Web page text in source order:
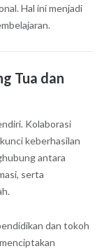
Hal ini menjadi
Tua dan
Kolaborasi
keberhasilan
antara
serta
dan tokoh